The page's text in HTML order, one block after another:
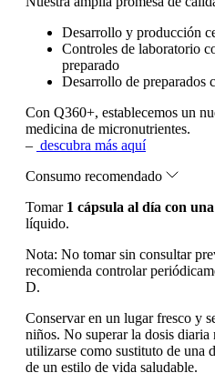
Desarrollo y producción
Controles de laboratorio
preparado
Desarrollo de preparados
Con Q360+, establecemos un
medicina de micronutrientes.
– descubra más aquí
Consumo recomendado
Tomar 1 cápsula al día con
líquido.
Nota: No tomar sin consultar
recomienda controlar
D.
Conservar en un lugar fresco y
niños. No superar la dosis diaria
utilizarse como sustituto de una
de un estilo de vida saludable.